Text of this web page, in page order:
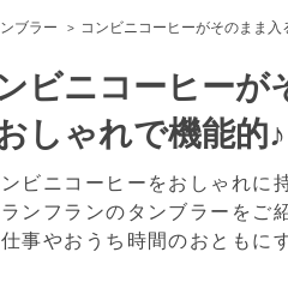
ブラー コンビニコーヒーがそのまま
ビニコーヒーが
しゃれで機能的♪
ンビニコーヒーをおしゃれ
ンフランのタンブラーをご
仕事やおうち時間のおともに